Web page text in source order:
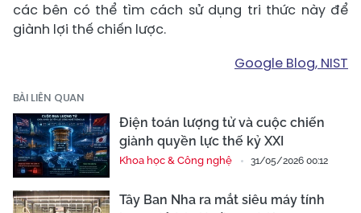
các bên có thể tìm cách sử dụng tri thức này để
giành lợi thế chiến lược.
Google Blog, NIST
BÀI LIÊN QUAN
Điện toán lượng tử và cuộc chiến
giành quyền lực thế kỷ XXI
Khoa học & Công nghệ 31/05/2026 00:12
Tây Ban Nha ra mắt siêu máy tính